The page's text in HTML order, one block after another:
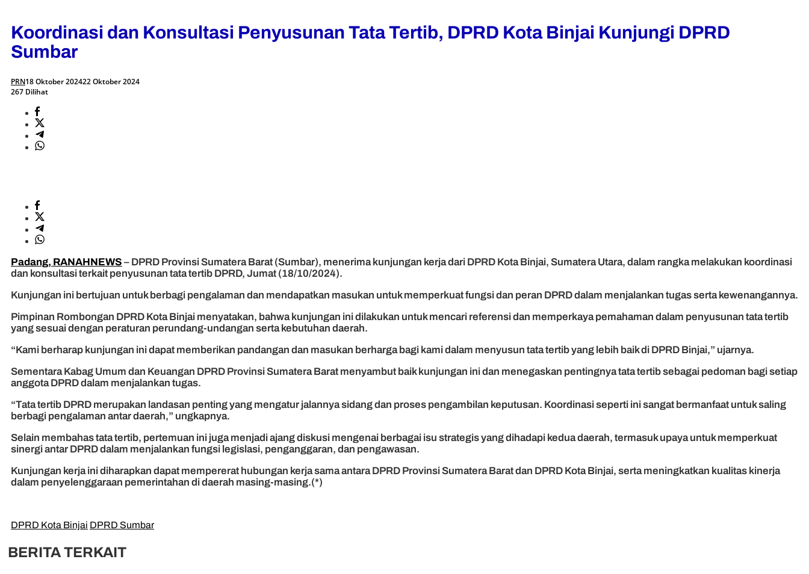
Koordinasi dan Konsultasi Penyusunan Tata Tertib, DPRD Kota Binjai Kunjungi DPRD
Sumbar
PRN18 Oktober 202422 Oktober 2024
267 Dilihat
Padang, RANAHNEWS – DPRD Provinsi Sumatera Barat (Sumbar), menerima kunjungan kerja dari DPRD Kota Binjai, Sumatera Utara, dalam rangka melakukan koordinasi
dan konsultasi terkait penyusunan tata tertib DPRD, Jumat (18/10/2024).
Kunjungan ini bertujuan untuk berbagi pengalaman dan mendapatkan masukan untuk memperkuat fungsi dan peran DPRD dalam menjalankan tugas serta kewenangannya.
Pimpinan Rombongan DPRD Kota Binjai menyatakan, bahwa kunjungan ini dilakukan untuk mencari referensi dan memperkaya pemahaman dalam penyusunan tata tertib
yang sesuai dengan peraturan perundang-undangan serta kebutuhan daerah.
“Kami berharap kunjungan ini dapat memberikan pandangan dan masukan berharga bagi kami dalam menyusun tata tertib yang lebih baik di DPRD Binjai,” ujarnya.
Sementara Kabag Umum dan Keuangan DPRD Provinsi Sumatera Barat menyambut baik kunjungan ini dan menegaskan pentingnya tata tertib sebagai pedoman bagi setiap
anggota DPRD dalam menjalankan tugas.
“Tata tertib DPRD merupakan landasan penting yang mengatur jalannya sidang dan proses pengambilan keputusan. Koordinasi seperti ini sangat bermanfaat untuk saling
berbagi pengalaman antar daerah,” ungkapnya.
Selain membahas tata tertib, pertemuan ini juga menjadi ajang diskusi mengenai berbagai isu strategis yang dihadapi kedua daerah, termasuk upaya untuk memperkuat
sinergi antar DPRD dalam menjalankan fungsi legislasi, penganggaran, dan pengawasan.
Kunjungan kerja ini diharapkan dapat mempererat hubungan kerja sama antara DPRD Provinsi Sumatera Barat dan DPRD Kota Binjai, serta meningkatkan kualitas kinerja
dalam penyelenggaraan pemerintahan di daerah masing-masing.(*)
DPRD Kota Binjai DPRD Sumbar
BERITA TERKAIT